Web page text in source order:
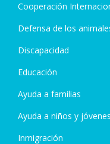
Cooperación
Defensa de los
Discapacidad
Educación
Ayuda a familias
Ayuda a niños y jóvenes
Inmigración